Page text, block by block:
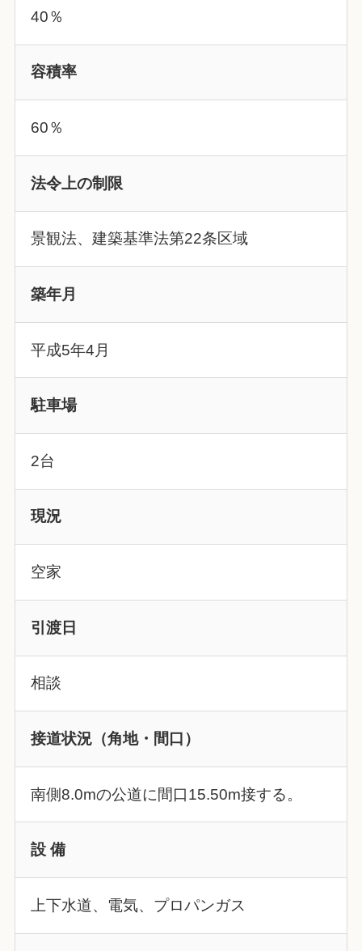
40％
容積率
60％
法令上の制限
景観法、建築基準法第22条区域
築年月
平成5年4月
駐車場
2台
現況
空家
引渡日
相談
接道状況（角地・間口）
南側8.0mの公道に間口15.50m接する。
設 備
上下水道、電気、プロパンガス